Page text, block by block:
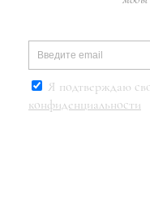
Я подтверждаю
конфиденциальности